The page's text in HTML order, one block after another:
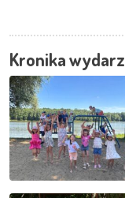
Kronika